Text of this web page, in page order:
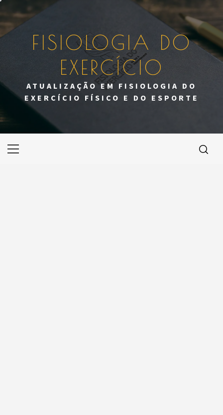
to
content
FISIOLOGIA DO
EXERCÍCIO
ATUALIZAÇÃO EM FISIOLOGIA DO
EXERCÍCIO FÍSICO E DO ESPORTE
Primary